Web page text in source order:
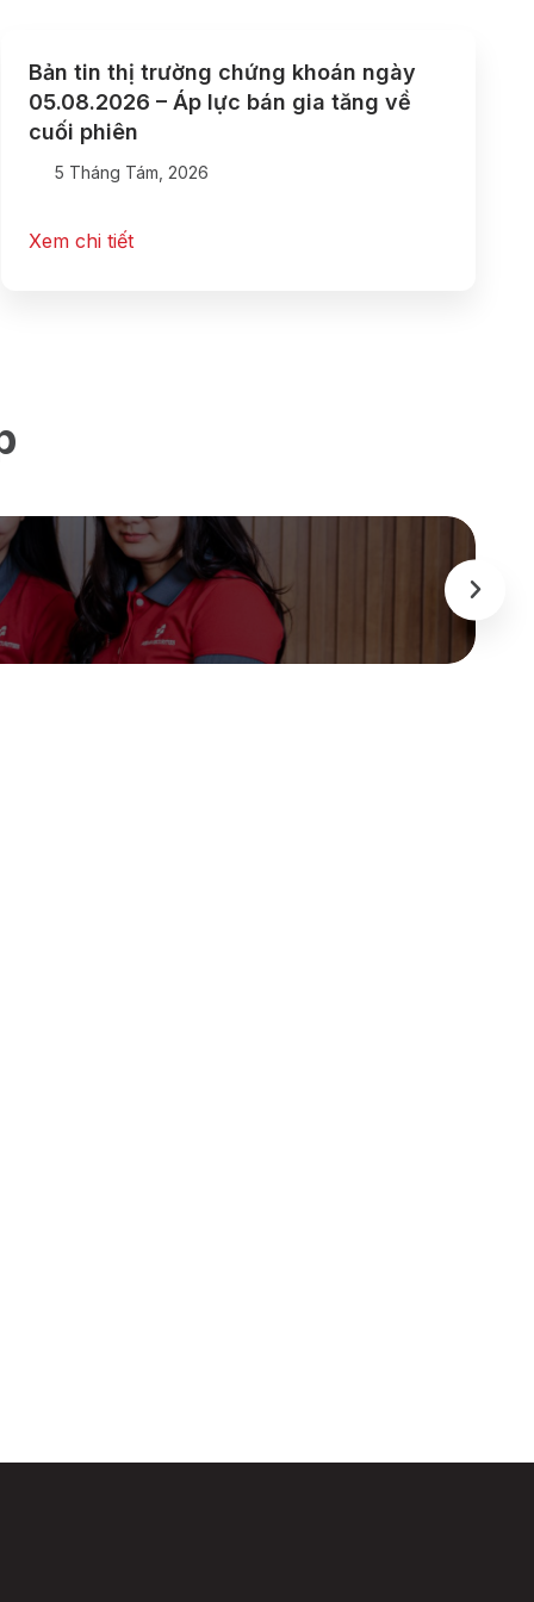
Bản tin thị trường chứng khoán ngày
05.08.2026 – Áp lực bán gia tăng về
cuối phiên
5 Tháng Tám, 2026
Xem chi tiết